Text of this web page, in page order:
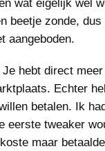
wat eigelijk wel
beetje zonde,
aangeboden.
hebt direct
Echter
betalen. Ik
eerste tweaker
maar